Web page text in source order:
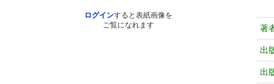
ログインすると表紙画像を
ご覧になれます
著
出
出